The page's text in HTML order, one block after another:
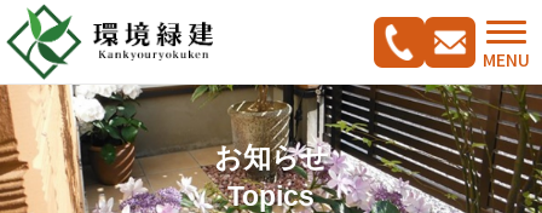
MENU
お知らせ
Topics